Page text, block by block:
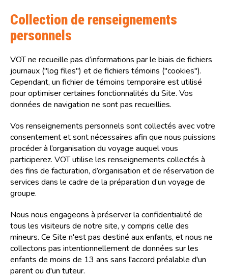
Collection de renseignements
personnels
VOT ne recueille pas d’informations par le biais de fichiers
journaux ("log files") et de fichiers témoins ("cookies").
Cependant, un fichier de témoins temporaire est utilisé
pour optimiser certaines fonctionnalités du Site. Vos
données de navigation ne sont pas recueillies.
Vos renseignements personnels sont collectés avec votre
consentement et sont nécessaires afin que nous puissions
procéder à l’organisation du voyage auquel vous
participerez. VOT utilise les renseignements collectés à
des fins de facturation, d’organisation et de réservation de
services dans le cadre de la préparation d’un voyage de
groupe.
Nous nous engageons à préserver la confidentialité de
tous les visiteurs de notre site, y compris celle des
mineurs. Ce Site n'est pas destiné aux enfants, et nous ne
collectons pas intentionnellement de données sur les
enfants de moins de 13 ans sans l'accord préalable d'un
parent ou d'un tuteur.